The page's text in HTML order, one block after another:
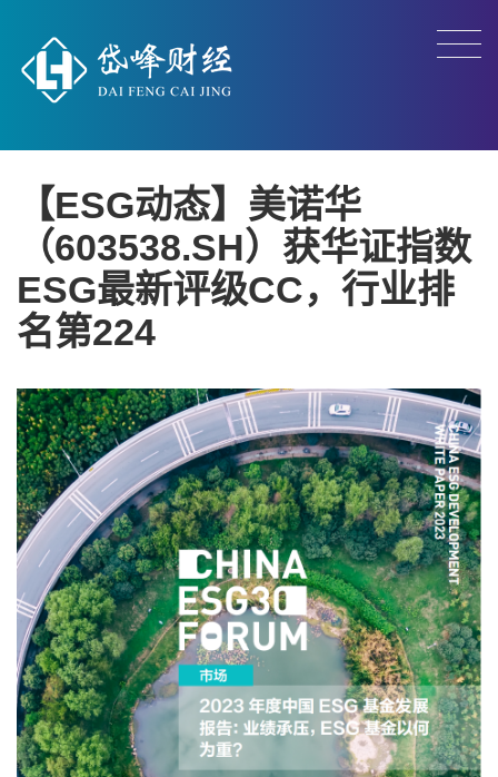
【ESG动态】美诺华
（603538.SH）获华证指数
ESG最新评级CC，行业排
名第224